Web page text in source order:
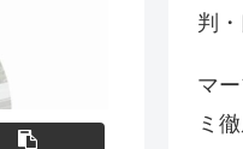
判
マ
ミ